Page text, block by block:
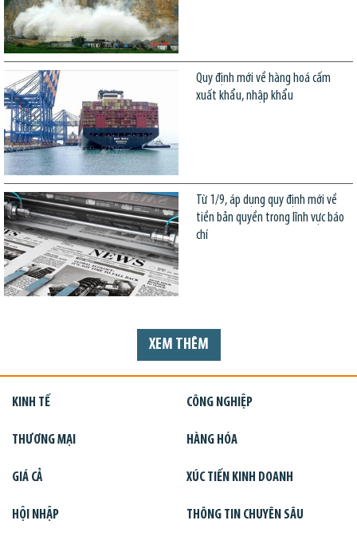
Quy định mới về hàng hoá cấm
xuất khẩu, nhập khẩu
Từ 1/9, áp dụng quy định mới về
tiền bản quyền trong lĩnh vực báo
chí
XEM THÊM
KINH TẾ CÔNG NGHIỆP
THƯƠNG MẠI HÀNG HÓA
GIÁ CẢ XÚC TIẾN KINH DOANH
HỘI NHẬP THÔNG TIN CHUYÊN SÂU